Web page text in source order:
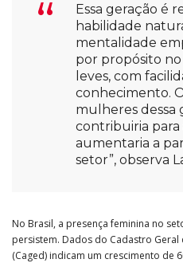
Essa geração é
habilidade
mentalidade
por propósito
leves, com
conhecimento.
mulheres dessa
contribuiria para
aumentaria a
setor”, observa
No Brasil, a presença feminina no
persistem. Dados do Cadastro
(Caged) indicam um crescimento de